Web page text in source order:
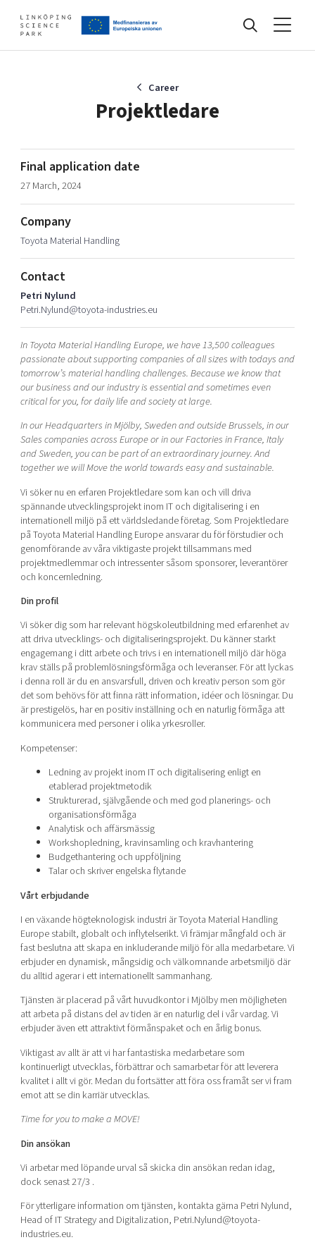
Artificial intelligence
Cybersecurity
Internet of Things
Global talent
Visual technologies
Shaping cities and regions
Bright East
East Sweden Tech Women
Reversed mentorship
Current offers and activities
Develop your company
Upgrade your skills & master new ones
Tech startups
Upscaling
Talent & skills
Startup & industry collaboration
Offers to boost your business
Funding opportunities
About
Our story, mission & vision
Our community of companies
Projects
Publications
Project toolbox
Our clusters
Reach out to us
Locations
40 years anniversary
Today's lunch in Mjärdevi
Career
Projektledare
Final application date
27 March, 2024
Company
Toyota Material Handling
Contact
Petri Nylund
Petri.Nylund@toyota-industries.eu
In Toyota Material Handling Europe, we have 13,500 colleagues
passionate about supporting companies of all sizes with todays and
tomorrow’s material handling challenges. Because we know that
our business and our industry is essential and sometimes even
critical for you, for daily life and society at large.
In our Headquarters in Mjölby, Sweden and outside Brussels, in our
Sales companies across Europe or in our Factories in France, Italy
and Sweden, you can be part of an extraordinary journey. And
together we will Move the world towards easy and sustainable.
Vi söker nu en erfaren Projektledare som kan och vill driva
spännande utvecklingsprojekt inom IT och digitalisering i en
internationell miljö på ett världsledande företag. Som Projektledare
på Toyota Material Handling Europe ansvarar du för förstudier och
genomförande av våra viktigaste projekt tillsammans med
projektmedlemmar och intressenter såsom sponsorer, leverantörer
och koncernledning.
Din profil
Vi söker dig som har relevant högskoleutbildning med erfarenhet av
att driva utvecklings- och digitaliseringsprojekt. Du känner starkt
engagemang i ditt arbete och trivs i en internationell miljö där höga
krav ställs på problemlösningsförmåga och leveranser. För att lyckas
i denna roll är du en ansvarsfull, driven och kreativ person som gör
det som behövs för att finna rätt information, idéer och lösningar. Du
är prestigelös, har en positiv inställning och en naturlig förmåga att
kommunicera med personer i olika yrkesroller.
Kompetenser:
Ledning av projekt inom IT och digitalisering enligt en
etablerad projektmetodik
Strukturerad, självgående och med god planerings- och
organisationsförmåga
Analytisk och affärsmässig
Workshopledning, kravinsamling och kravhantering
Budgethantering och uppföljning
Talar och skriver engelska flytande
Vårt erbjudande
I en växande högteknologisk industri är Toyota Material Handling
Europe stabilt, globalt och inflytelserikt. Vi främjar mångfald och är
fast beslutna att skapa en inkluderande miljö för alla medarbetare. Vi
erbjuder en dynamisk, mångsidig och välkomnande arbetsmiljö där
du alltid agerar i ett internationellt sammanhang.
Tjänsten är placerad på vårt huvudkontor i Mjölby men möjligheten
att arbeta på distans del av tiden är en naturlig del i vår vardag. Vi
erbjuder även ett attraktivt förmånspaket och en årlig bonus.
Viktigast av allt är att vi har fantastiska medarbetare som
kontinuerligt utvecklas, förbättrar och samarbetar för att leverera
kvalitet i allt vi gör. Medan du fortsätter att föra oss framåt ser vi fram
emot att se din karriär utvecklas.
Time for you to make a MOVE!
Din ansökan
Vi arbetar med löpande urval så skicka din ansökan redan idag,
dock senast 27/3 .
För ytterligare information om tjänsten, kontakta gärna Petri Nylund,
Head of IT Strategy and Digitalization, Petri.Nylund@toyota-
industries.eu.